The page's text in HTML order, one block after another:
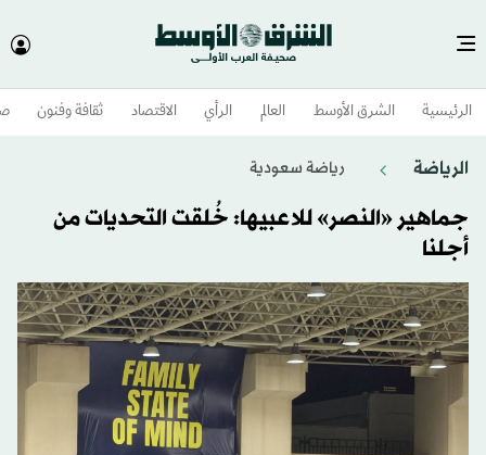
الرئيسية الشرق الأوسط​ العالم الرأي الاقتصاد ثقافة وفنون
الرياضة رياضة سعودية
جماهير «النصر» للاعبيها: خُلقت التحديات من
أجلنا